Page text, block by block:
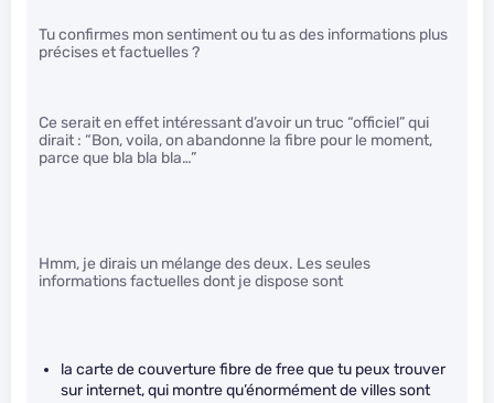
Tu confirmes mon sentiment ou tu as des informations plus
précises et factuelles ?
Ce serait en effet intéressant d’avoir un truc “officiel” qui
dirait : “Bon, voila, on abandonne la fibre pour le moment,
parce que bla bla bla…”
Hmm, je dirais un mélange des deux. Les seules
informations factuelles dont je dispose sont
la carte de couverture fibre de free que tu peux trouver
sur internet, qui montre qu’énormément de villes sont